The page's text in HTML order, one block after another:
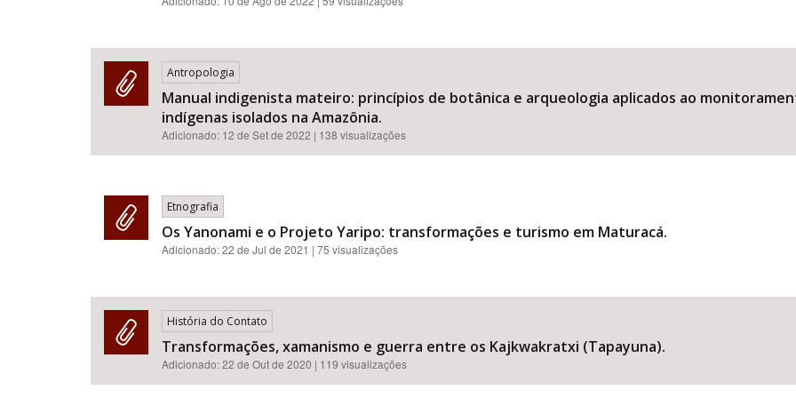
Antropologia
Manual indigenista mateiro: princípios de botânica e arqueologia aplicados ao
indígenas isolados na Amazônia.
Adicionado: 12 de Set de 2022 | 138 visualizações
Etnografia
Os Yanonami e o Projeto Yaripo: transformações e turismo em Maturacá.
Adicionado:22 de Jul de 2021 | 75 visualizações
História do Contato
Transformações, xamanismo e guerra entre os Kajkwakratxi (Tapayuna).
Adicionado:22 de Out de 2020 | 119 visualizações